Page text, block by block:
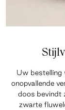
Uw bestelling
onopvallende
doos bevindt
zwarte